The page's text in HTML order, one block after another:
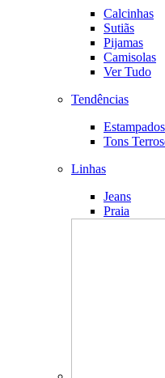
Calcinhas
Sutiãs
Pijamas
Camisolas
Ver Tudo
Tendências
Estampados
Tons
Linhas
Jeans
Praia